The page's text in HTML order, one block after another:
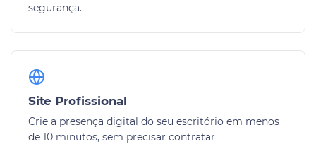
segurança.
Site Profissional
Crie a presença digital do seu escritório em menos
de 10 minutos, sem precisar contratar